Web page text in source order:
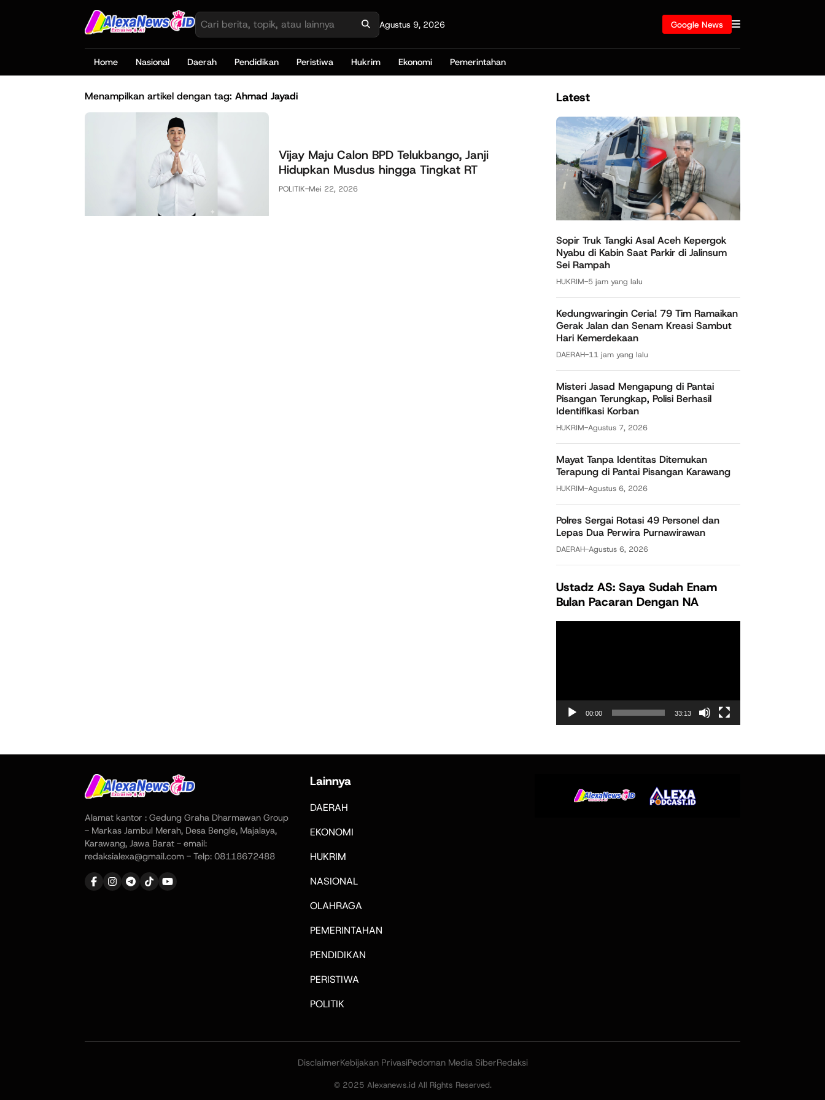
Agustus 9, 2026 Google News
Home Nasional Daerah Pendidikan Peristiwa Hukrim Ekonomi Pemerintahan
Menampilkan artikel dengan tag: Ahmad Jayadi
Vijay Maju Calon BPD Telukbango, Janji
Hidupkan Musdus hingga Tingkat RT
POLITIK-Mei 22, 2026
Latest
Sopir Truk Tangki Asal Aceh Kepergok
Nyabu di Kabin Saat Parkir di Jalinsum
Sei Rampah
HUKRIM-5 jam yang lalu
Kedungwaringin Ceria! 79 Tim Ramaikan
Gerak Jalan dan Senam Kreasi Sambut
Hari Kemerdekaan
DAERAH-11 jam yang lalu
Misteri Jasad Mengapung di Pantai
Pisangan Terungkap, Polisi Berhasil
Identifikasi Korban
HUKRIM-Agustus 7, 2026
Mayat Tanpa Identitas Ditemukan
Terapung di Pantai Pisangan Karawang
HUKRIM-Agustus 6, 2026
Polres Sergai Rotasi 49 Personel dan
Lepas Dua Perwira Purnawirawan
DAERAH-Agustus 6, 2026
Ustadz AS: Saya Sudah Enam
Bulan Pacaran Dengan NA
00:00 33:13
Alamat kantor : Gedung Graha Dharmawan Group
- Markas Jambul Merah, Desa Bengle, Majalaya,
Karawang, Jawa Barat - email:
redaksialexa@gmail.com - Telp: 08118672488
Lainnya
DAERAH
EKONOMI
HUKRIM
NASIONAL
OLAHRAGA
PEMERINTAHAN
PENDIDIKAN
PERISTIWA
POLITIK
DisclaimerKebijakan PrivasiPedoman Media SiberRedaksi
© 2025 Alexanews.id All Rights Reserved.